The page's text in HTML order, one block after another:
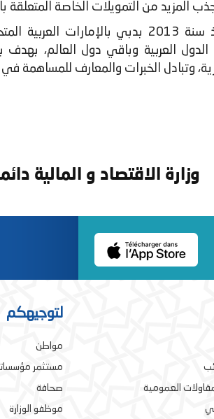
المزيد من التمويلات الخاصة المتعلقة
وتعتبر القمة العالمية للحكومات التي تنظم
العربية وباقي دول العالم،
وتبادل الخبرات والمعارف للمساهمة في
وزارة الاقتصاد و المالية
لتوجيهكم
مواطن
مستثمر
صحافة
موظفو الوزارة
العمومية